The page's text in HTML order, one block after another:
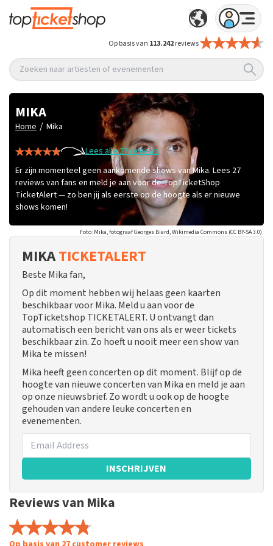
Op basis van 113.242reviews
Zoeken naar artiesten of evenementen
MIKA
Home / Mika
Lees alle 27 reviews
Er zijn momenteel geen aankomende shows van Mika. Lees 27
reviews van fans en meld je aan voor de TopTicketShop
TicketAlert — zo ben jij als eerste op de hoogte als er nieuwe
shows komen!
Foto: Mika, fotograaf Georges Biard, Wikimedia Commons (CC BY-SA 3.0)
MIKATICKETALERT
Beste Mika fan,
Op dit moment hebben wij helaas geen kaarten
beschikbaar voor Mika. Meld u aan voor de
TopTicketshop TICKETALERT. U ontvangt dan
automatisch een bericht van ons als er weer tickets
beschikbaar zin. Zo hoeft u nooit meer een show van
Mika te missen!
Mika heeft geen concerten op dit moment. Blijf op de
hoogte van nieuwe concerten van Mika en meld je aan
op onze nieuwsbrief. Zo wordt u ook op de hoogte
gehouden van andere leuke concerten en
evenementen.
INSCHRIJVEN
Reviews van Mika